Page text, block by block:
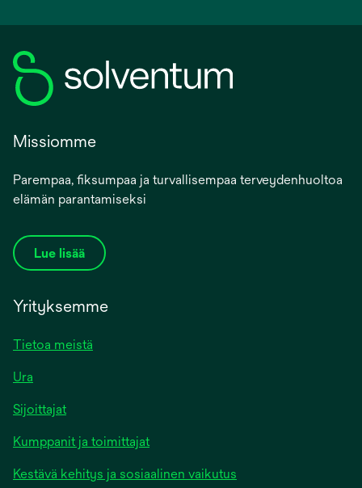
Missiomme
Parempaa, fiksumpaa ja turvallisempaa terveydenhuoltoa
elämän parantamiseksi
Lue lisää
Yrityksemme
Tietoa meistä
Ura
Sijoittajat
Kumppanit ja toimittajat
Kestävä kehitys ja sosiaalinen vaikutus